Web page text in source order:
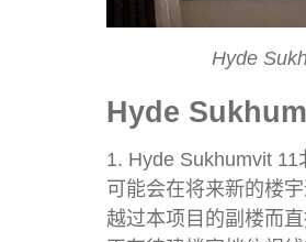
Hyde
Hyde
1. Hyde Sukhumvit
可能会在将来新的楼
越过本项目的副楼而